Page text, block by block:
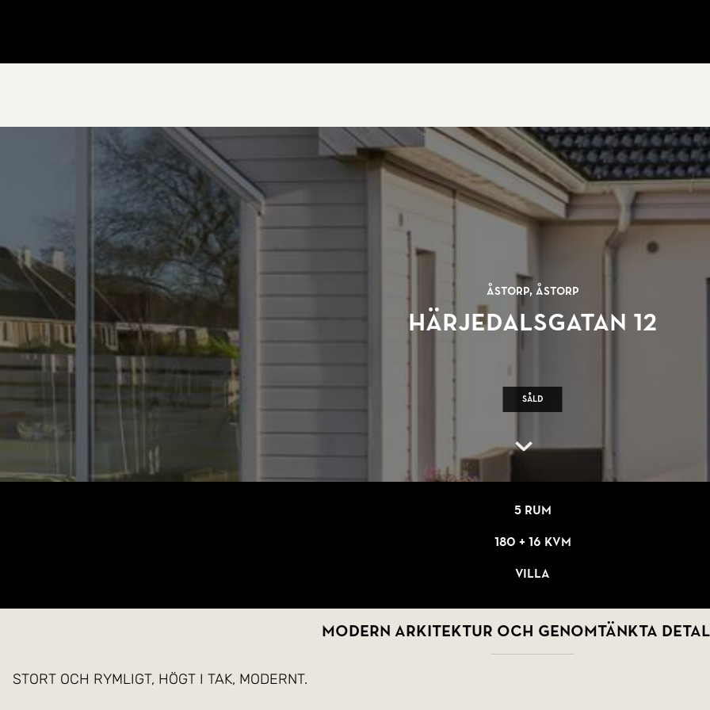
Åstorp, Åstorp
Härjedalsgatan 12
Såld
5 rum
180 + 16 kvm
Villa
Modern arkitektur och genomtänkta
STORT OCH RYMLIGT, HÖGT I TAK, MODERNT.